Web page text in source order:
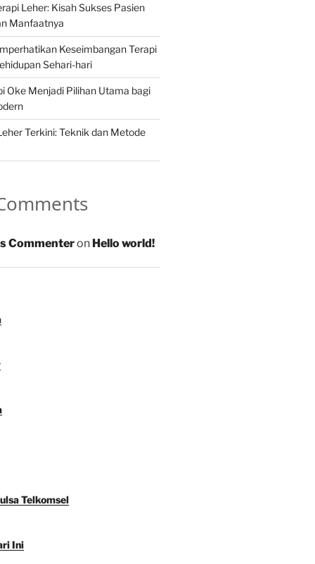
Leher: Kisah Sukses Pasien
Manfaatnya
Keseimbangan Terapi
Sehari-hari
Oke Menjadi Pilihan Utama bagi
Terkini: Teknik dan Metode
Commenteron Hello world!
Telkomsel
Ini